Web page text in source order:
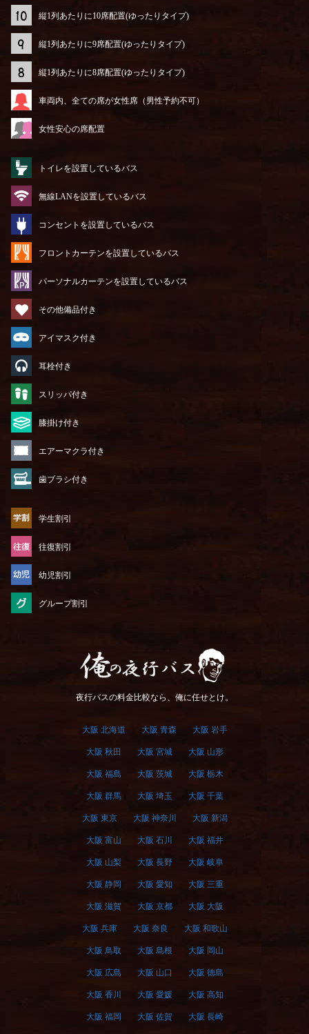
縦1列あたりに10席配置(ゆったりタイプ)
縦1列あたりに9席配置(ゆったりタイプ)
縦1列あたりに8席配置(ゆったりタイプ)
車両内、全ての席が女性席（男性予約不可）
女性安心の席配置
トイレを設置しているバス
無線LANを設置しているバス
コンセントを設置しているバス
フロントカーテンを設置しているバス
パーソナルカーテンを設置しているバス
その他備品付き
アイマスク付き
耳栓付き
スリッパ付き
膝掛け付き
エアーマクラ付き
歯ブラシ付き
学生割引
往復割引
幼児割引
グループ割引
俺の夜行バス
夜行バスの料金比較なら、俺に任せとけ。
大阪 北海道 大阪 青森 大阪 岩手
大阪 秋田 大阪 宮城 大阪 山形
大阪 福島 大阪 茨城 大阪 栃木
大阪 群馬 大阪 埼玉 大阪 千葉
大阪 東京 大阪 神奈川 大阪 新潟
大阪 富山 大阪 石川 大阪 福井
大阪 山梨 大阪 長野 大阪 岐阜
大阪 静岡 大阪 愛知 大阪 三重
大阪 滋賀 大阪 京都 大阪 大阪
大阪 兵庫 大阪 奈良 大阪 和歌山
大阪 鳥取 大阪 島根 大阪 岡山
大阪 広島 大阪 山口 大阪 徳島
大阪 香川 大阪 愛媛 大阪 高知
大阪 福岡 大阪 佐賀 大阪 長崎